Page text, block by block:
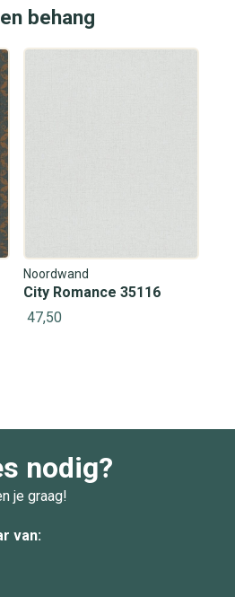
behang
Noordwand
City Romance 35116
47,50
nodig?
je graag!
van: